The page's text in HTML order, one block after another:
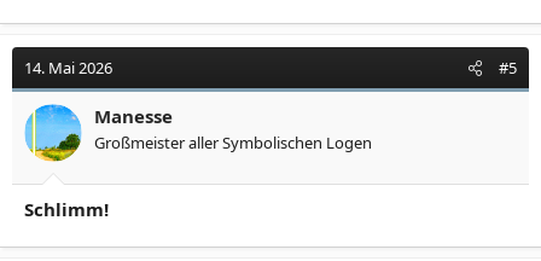
14. Mai 2026 #5
Manesse
Großmeister aller Symbolischen Logen
Schlimm!